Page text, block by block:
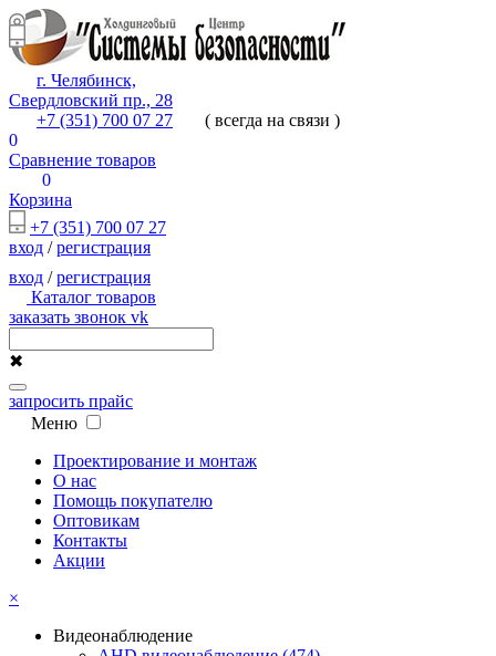
г. Челябинск,
Свердловский пр., 28
+7 (351) 700 07 27
( всегда на связи )
0
Сравнение товаров
0
Корзина
+7 (351) 700 07 27
вход /регистрация
вход /регистрация
Каталог товаров
заказать звонок vk
✖
запросить прайс
Меню
Проектирование и монтаж
О нас
Помощь покупателю
Оптовикам
Контакты
Акции
×
Видеонаблюдение